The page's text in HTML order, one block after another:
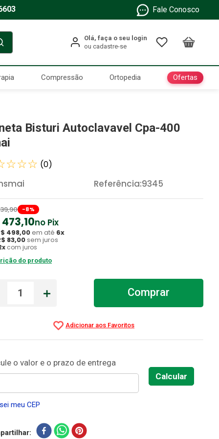
Fale Conosco
Compressão Ortopedia Ofertas
Bisturi Autoclavavel Cpa-400
☆☆☆ (0)
Referência:9345
,90 -8%
473,10no Pix
498,00em até 6x
83,00 sem juros
x com juros
do produto
＋ Comprar
meu CEP